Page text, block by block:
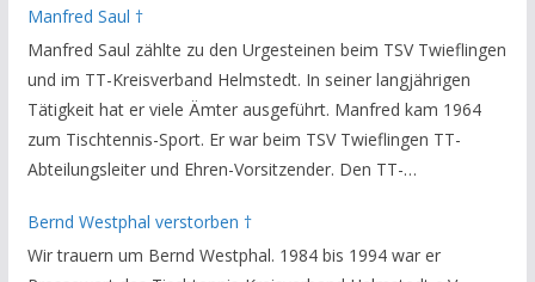
Manfred Saul †
Manfred Saul zählte zu den Urgesteinen beim TSV Twieflingen
und im TT-Kreisverband Helmstedt. In seiner langjährigen
Tätigkeit hat er viele Ämter ausgeführt. Manfred kam 1964
zum Tischtennis-Sport. Er war beim TSV Twieflingen TT-
Abteilungsleiter und Ehren-Vorsitzender. Den TT-
Helmstedt unterstützte er als Staffelleiter. Zuletzt war er
Vorsitzender des Rechtsausschusses im Kreisverband. Im
Bernd Westphal verstorben †
Wir trauern um Bernd Westphal. 1984 bis 1994 war er